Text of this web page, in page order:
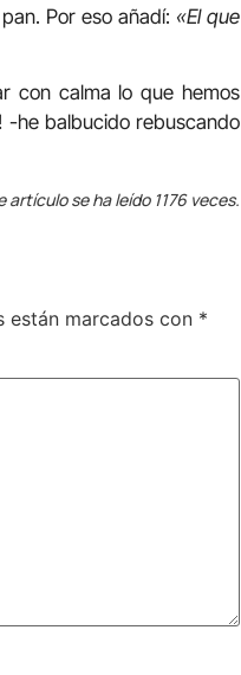
Por eso añadí: «El que
con calma lo que hemos
-he balbucido rebuscando
artículo se ha leído 1176 veces.
están marcados con *